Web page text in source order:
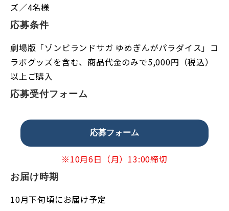
ズ／4名様
応募条件
劇場版「ゾンビランドサガ ゆめぎんがパラダイス」コ
ラボグッズを含む、商品代金のみで5,000円（税込）
以上ご購入
応募受付フォーム
応募フォーム
※10月6日（月）13:00締切
お届け時期
10月下旬頃にお届け予定